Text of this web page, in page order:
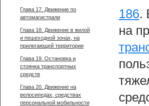
186.
на
Глава 17. Движение по
автомагистрали
Глава 18. Движение в жилой
и пешеходной зонах, на
прилегающей территории
Глава 19. Остановка и
стоянка транспортных
средств
Глава 20. Движение на
велосипедах, средствах
персональной мобильности